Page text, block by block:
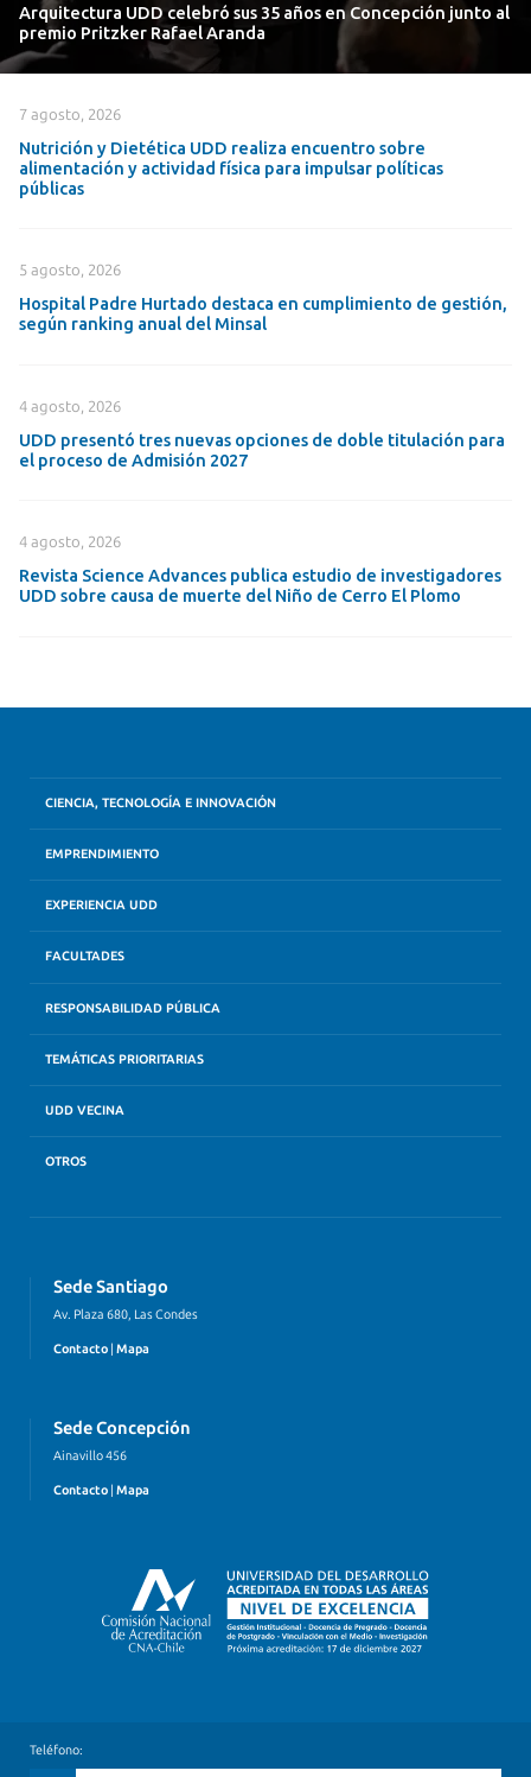
Arquitectura UDD celebró sus 35 años en Concepción junto al
premio Pritzker Rafael Aranda
7 agosto, 2026
Nutrición y Dietética UDD realiza encuentro sobre
alimentación y actividad física para impulsar políticas
públicas
5 agosto, 2026
Hospital Padre Hurtado destaca en cumplimiento de gestión,
según ranking anual del Minsal
4 agosto, 2026
UDD presentó tres nuevas opciones de doble titulación para
el proceso de Admisión 2027
4 agosto, 2026
Revista Science Advances publica estudio de investigadores
UDD sobre causa de muerte del Niño de Cerro El Plomo
CIENCIA, TECNOLOGÍA E INNOVACIÓN
EMPRENDIMIENTO
EXPERIENCIA UDD
FACULTADES
RESPONSABILIDAD PÚBLICA
TEMÁTICAS PRIORITARIAS
UDD VECINA
OTROS
Sede Santiago
Av. Plaza 680, Las Condes
Contacto Mapa
Sede Concepción
Ainavillo 456
Contacto | Mapa
Teléfono: